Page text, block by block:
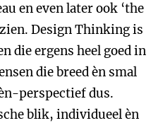
en even later ook ‘the
Design Thinking is
die ergens heel goed in
die breed èn smal
perspectief dus.
blik, individueel èn